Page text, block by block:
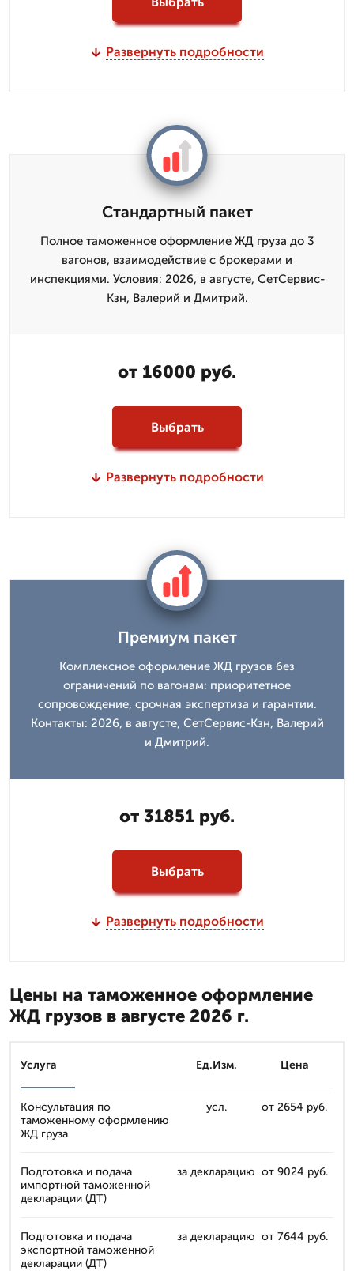
Развернуть подробности
Стандартный пакет
Полное таможенное оформление ЖД груза до 3
вагонов, взаимодействие с брокерами и
инспекциями. Условия: 2026, в августе, СетСервис-
Кзн, Валерий и Дмитpий.
от 16000 руб.
Выбрать
Развернуть подробности
Премиум пакет
Комплексное оформление ЖД грузов без
ограничений по вагонам: приоритетное
сопровождение, срочная экспертиза и гарантии.
Контакты: 2026, в августе, СетСервис-Кзн, Валерий
и Дмитpий.
от 31851 руб.
Выбрать
Развернуть подробности
Цены на таможенное оформление
ЖД грузов в августе 2026 г.
Услуга Ед.Изм. Цена
Консультация по
таможенному оформлению
ЖД груза
усл. от 2654 руб.
Подготовка и подача
импортной таможенной
декларации (ДТ)
за декларацию от 9024 руб.
Подготовка и подача
экспортной таможенной
декларации (ДТ)
за декларацию от 7644 руб.